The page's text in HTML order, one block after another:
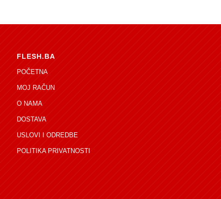
FLESH.BA
POČETNA
MOJ RAČUN
O NAMA
DOSTAVA
USLOVI I ODREDBE
POLITIKA PRIVATNOSTI